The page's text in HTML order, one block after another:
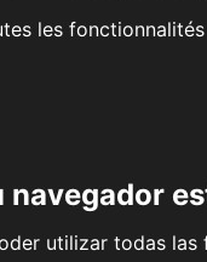
les
utilizar todas